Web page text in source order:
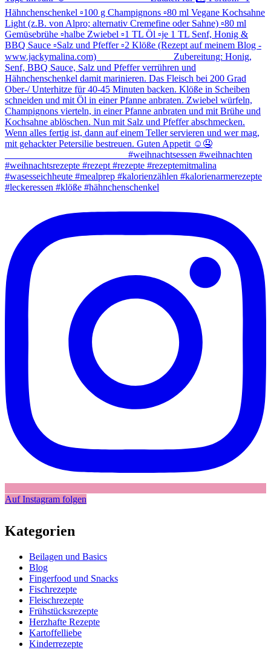
Auf Instagram folgen
Kategorien
Beilagen und Basics
Blog
Fingerfood und Snacks
Fischrezepte
Fleischrezepte
Frühstücksrezepte
Herzhafte Rezepte
Kartoffelliebe
Kinderrezepte